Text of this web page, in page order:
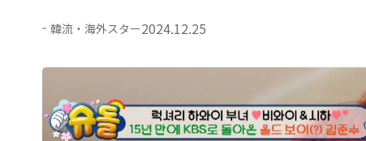
韓流・海外スター2024.12.25